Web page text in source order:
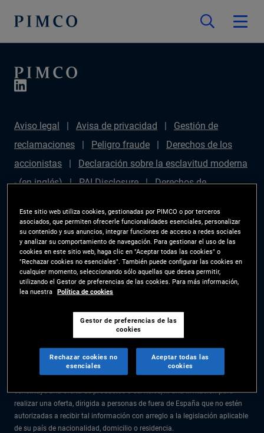
Aviso legal Avisa de privacidad
Gestión de
reclamaciones
Peligro fraude
Derechos de los
accionistas
Declaración sobre la esclavitud moderna
- (en inglés)
PAI Disclosure
Derechos de
preferencias de las cookies
PIMCO ESG Rating
Methodology
La información facilitada en el presente sitio web está destinada
exclusivamente a residentes en España.
título informativo y no debe considerarse asesoramiento en materia de
inversión. Se recomienda a los inversores que reciban asesoramiento
Los productos y servicios están disponibles solo para los residentes en la
constituye una oferta de productos o servicios, ni una invitación para
realizar una oferta, dirigida a personas de fuera de España que no estén
autorizadas a recibir tal información con arreglo a la legislación aplicable
de su país de nacionalidad, domicilio o residencia.
Este sitio web utiliza cookies, gestionadas por PIMCO o por terceros
asociados, que permiten ofrecerle funcionalidades esenciales, personalizar
su contenido y sus anuncios, integrar funciones de acceso a redes sociales
y analizar su comportamiento de navegación. Para gestionar el uso de las
cookies en este sitio web, haga clic en "Aceptar todas las cookies" o
"Rechazar cookies no esenciales". También puede configurar las cookies en
cualquier momento, seleccionando sólo aquellas que desea permitir,
utilizando el Gestor de preferencias de las cookies. Para más información,
lea nuestra Política de cookies
Gestor de preferencias de las
cookies
Rechazar cookies no
esenciales
Aceptar todas las
cookies